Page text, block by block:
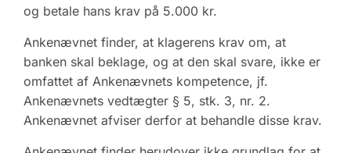
og betale hans krav på 5.000 kr.
Ankenævnet finder, at klagerens krav om, at
banken skal beklage, og at den skal svare, ikke er
omfattet af Ankenævnets kompetence, jf.
Ankenævnets vedtægter § 5, stk. 3, nr. 2.
Ankenævnet afviser derfor at behandle disse krav.